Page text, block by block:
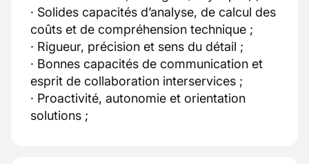
· Solides capacités d’analyse, de calcul des
coûts et de compréhension technique ;
· Rigueur, précision et sens du détail ;
· Bonnes capacités de communication et
esprit de collaboration interservices ;
· Proactivité, autonomie et orientation
solutions ;